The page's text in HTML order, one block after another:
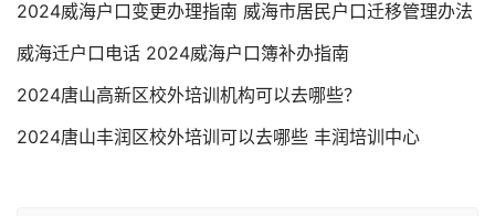
2024威海户口变更办理指南 威海市居民户口迁移管理办法
威海迁户口电话 2024威海户口簿补办指南
2024唐山高新区校外培训机构可以去哪些？
2024唐山丰润区校外培训可以去哪些 丰润培训中心